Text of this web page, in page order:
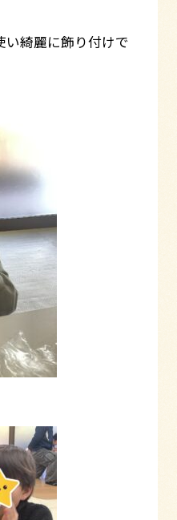
い綺麗に飾り付けで